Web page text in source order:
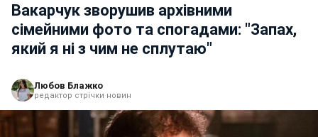
Вакарчук зворушив архівними
сімейними фото та спогадами: "Запах,
який я ні з чим не сплутаю"
Любов Блажко
редактор стрічки новин